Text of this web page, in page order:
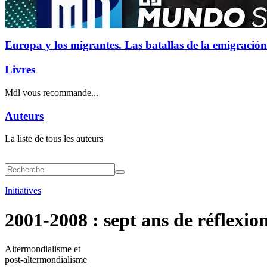
Europa y los migrantes. Las batallas de la emigración
Livres
Mdl vous recommande...
Auteurs
La liste de tous les auteurs
Initiatives
2001-2008 : sept ans de
Altermondialisme et
post-altermondialisme